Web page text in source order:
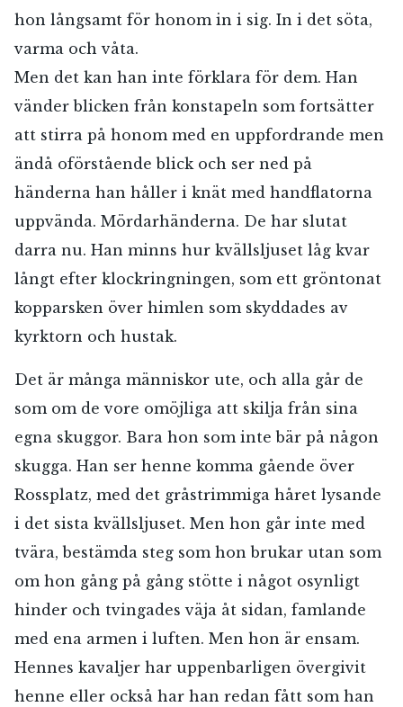
hon långsamt för honom in i sig. In i det söta,
varma och våta.
Men det kan han inte förklara för dem. Han
vänder blicken från konstapeln som fortsätter
att stirra på honom med en uppfordrande men
ändå oförstående blick och ser ned på
händerna han håller i knät med handflatorna
uppvända. Mördarhänderna. De har slutat
darra nu. Han minns hur kvällsljuset låg kvar
långt efter klockringningen, som ett gröntonat
kopparsken över himlen som skyddades av
kyrktorn och hustak.
Det är många människor ute, och alla går de
som om de vore omöjliga att skilja från sina
egna skuggor. Bara hon som inte bär på någon
skugga. Han ser henne komma gående över
Rossplatz, med det gråstrimmiga håret lysande
i det sista kvällsljuset. Men hon går inte med
tvära, bestämda steg som hon brukar utan som
om hon gång på gång stötte i något osynligt
hinder och tvingades väja åt sidan, famlande
med ena armen i luften. Men hon är ensam.
Hennes kavaljer har uppenbarligen övergivit
henne eller också har han redan fått som han